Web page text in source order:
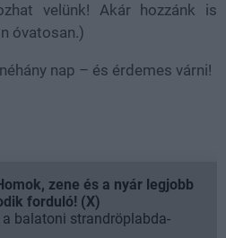
velünk! Akár hozzánk is
óvatosan.)
nap – és érdemes várni!
zene és a nyár legjobb
forduló! (X)
balatoni strandröplabda-